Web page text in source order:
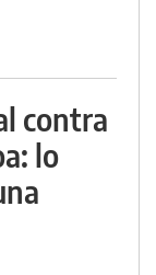
contra
lo